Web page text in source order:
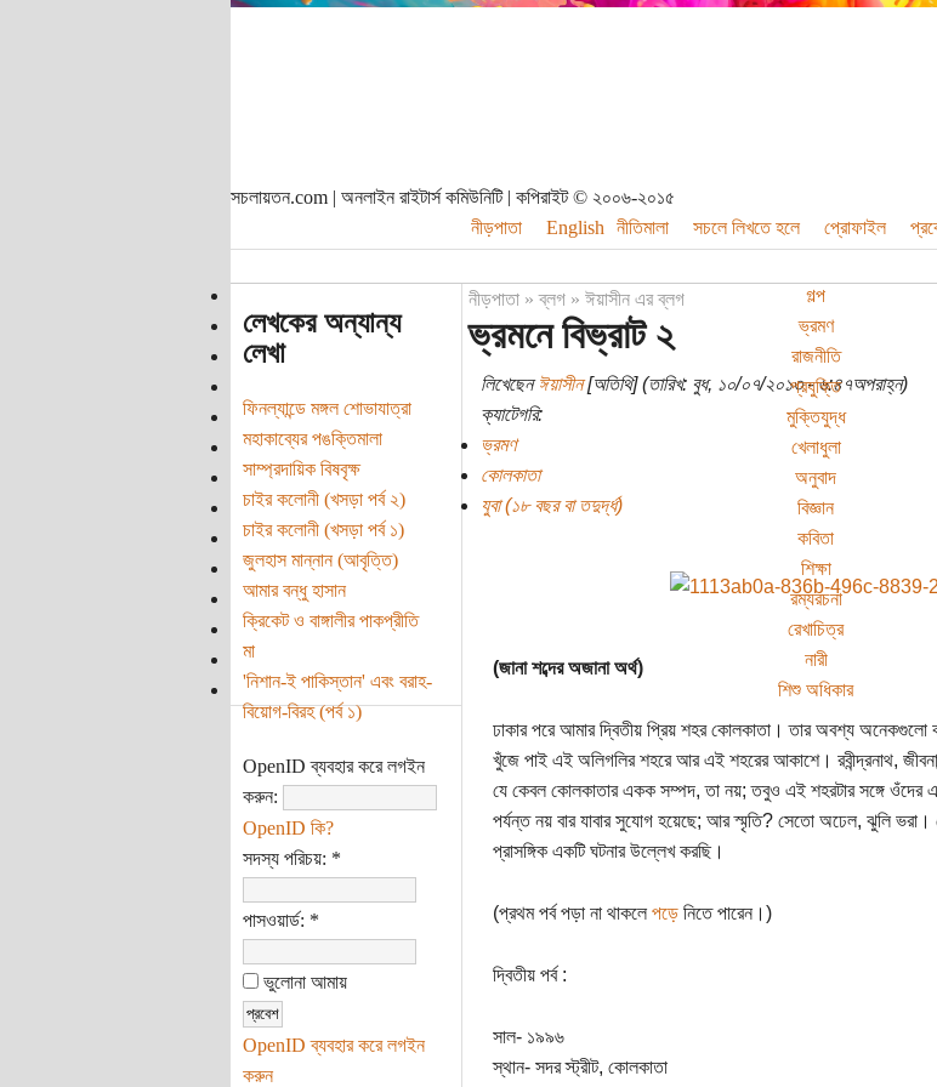
সচলায়তন.com | অনলাইন রাইটার্স কমিউনিটি | কপিরাইট © ২০০৬-২০১৫
নীড়পাতা
English নীতিমালা সচলে লিখতে হলে প্রোফাইল
গল্প
ভ্রমণ
রাজনীতি
প্রযুক্তি
মুক্তিযুদ্ধ
খেলাধুলা
অনুবাদ
বিজ্ঞান
কবিতা
শিক্ষা
রম্যরচনা
রেখাচিত্র
নারী
শিশু অধিকার
লেখকের অন্যান্য
লেখা
ফিনল্যান্ডে মঙ্গল শোভাযাত্রা
মহাকাব্যের পঙক্তিমালা
সাম্প্রদায়িক বিষবৃক্ষ
চাইর কলোনী (খসড়া পর্ব ২)
চাইর কলোনী (খসড়া পর্ব ১)
জুলহাস মান্নান (আবৃত্তি)
আমার বন্ধু হাসান
ক্রিকেট ও বাঙ্গালীর পাকপ্রীতি
মা
'নিশান-ই পাকিস্তান' এবং বরাহ-
বিয়োগ-বিরহ (পর্ব ১)
OpenID ব্যবহার করে লগইন
করুন:
OpenID কি?
সদস্য পরিচয়: *
পাসওয়ার্ড: *
ভুলোনা আমায়
OpenID ব্যবহার করে লগইন
করুন
নীড়পাতা»ব্লগ» ঈয়াসীন এর ব্লগ
ভ্রমনে বিভ্রাট ২
লিখেছেনঈয়াসীন[অতিথি] (তারিখ: বুধ, ১০/০৭/২০১৩ - ৬:৪৭অপরাহ্ন)
ক্যাটেগরি:
ভ্রমণ
কোলকাতা
যুবা (১৮ বছর বা তদুর্দ্ধ)
(জানা শব্দের অজানা অর্থ)
ঢাকার পরে আমার দ্বিতীয় প্রিয় শহর কোলকাতা। তার অবশ্য
খুঁজে পাই এই অলিগলির শহরে আর এই শহরের আকাশে। রবীন্দ্রনাথ,
যে কেবল কোলকাতার একক সম্পদ, তা নয়; তবুও এই শহরটার সঙ্গে ওঁদের
পর্যন্ত নয় বার যাবার সুযোগ হয়েছে; আর স্মৃতি? সেতো অঢেল, ঝুলি ভরা।
প্রাসঙ্গিক একটি ঘটনার উল্লেখ করছি।
(প্রথম পর্ব পড়া না থাকলে পড়েনিতে পারেন।)
দ্বিতীয় পর্ব :
সাল- ১৯৯৬
স্থান- সদর স্ট্রীট, কোলকাতা